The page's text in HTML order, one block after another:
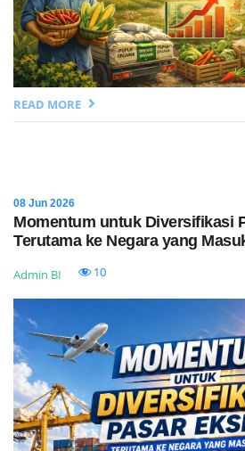
READ MORE
08 Jun 2026
Momentum untuk Diversifikasi
Terutama ke Negara yang
Admin BI 10